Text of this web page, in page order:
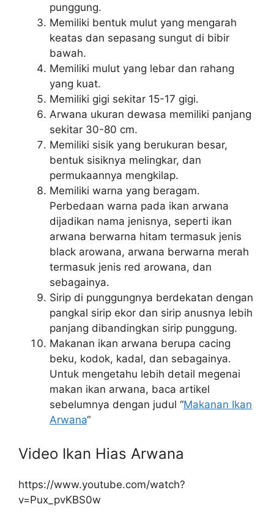
punggung.
Memiliki bentuk mulut yang mengarah
keatas dan sepasang sungut di bibir
bawah.
Memiliki mulut yang lebar dan rahang
yang kuat.
Memiliki gigi sekitar 15-17 gigi.
Arwana ukuran dewasa memiliki panjang
sekitar 30-80 cm.
Memiliki sisik yang berukuran besar,
bentuk sisiknya melingkar, dan
permukaannya mengkilap.
Memiliki warna yang beragam.
Perbedaan warna pada ikan arwana
dijadikan nama jenisnya, seperti ikan
arwana berwarna hitam termasuk jenis
black arowana, arwana berwarna merah
termasuk jenis red arowana, dan
sebagainya.
Sirip di punggungnya berdekatan dengan
pangkal sirip ekor dan sirip anusnya lebih
panjang dibandingkan sirip punggung.
Makanan ikan arwana berupa cacing
beku, kodok, kadal, dan sebagainya.
Untuk mengetahu lebih detail megenai
makan ikan arwana, baca artikel
sebelumnya dengan judul “Makanan Ikan
Arwana“
Video Ikan Hias Arwana
https://www.youtube.com/watch?
v=Pux_pvKBS0w